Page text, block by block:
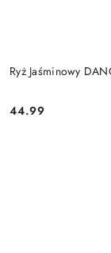
Ryż Jaśminowy
Cena:
44.99